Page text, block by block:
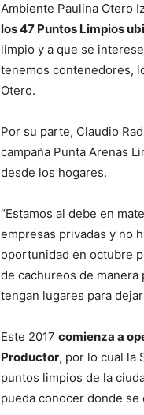
Ambiente Paulina Otero
los 47 Puntos Limpios
limpio y a que se
tenemos contenedores,
Otero.
Por su parte, Claudio
campaña Punta Arenas
desde los hogares.
“Estamos al debe en
empresas privadas y no
oportunidad en octubre
de cachureos de
tengan lugares para
Este 2017 comienza a
Productor, por lo cual la
puntos limpios de la
pueda conocer donde